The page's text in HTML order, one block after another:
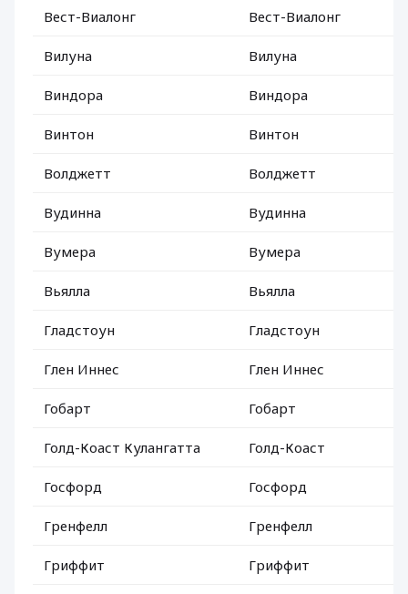
Вест-Виалонг Вест-Виалонг
Вилуна Вилуна
Виндора Виндора
Винтон Винтон
Волджетт Волджетт
Вудинна Вудинна
Вумера Вумера
Вьялла Вьялла
Гладстоун Гладстоун
Глен Иннес Глен Иннес
Гобарт Гобарт
Голд-Коаст Кулангатта Голд-Коаст
Госфорд Госфорд
Гренфелл Гренфелл
Гриффит Гриффит